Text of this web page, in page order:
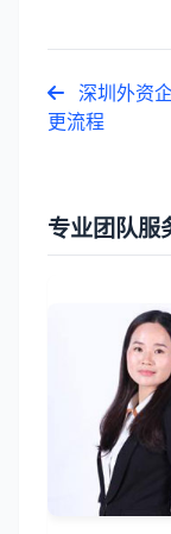
深圳外资
更流程
专业团队服